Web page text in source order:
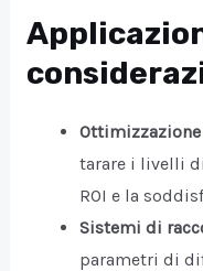
tarare i livelli
ROI e la
Sistemi di
parametri di